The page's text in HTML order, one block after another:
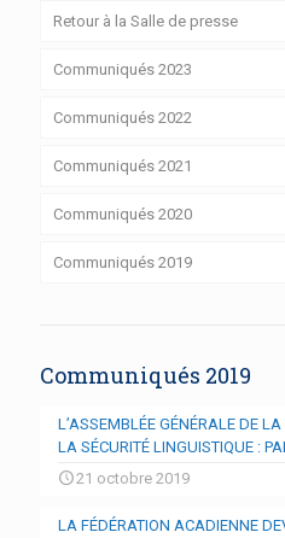
Retour à la Salle de presse
Communiqués 2023
Communiqués 2022
Communiqués 2021
Communiqués 2020
Communiqués 2019
Communiqués 2019
L’ASSEMBLÉE GÉNÉRALE DE
LA SÉCURITÉ LINGUISTIQUE :
21 octobre 2019
LA FÉDÉRATION ACADIENNE